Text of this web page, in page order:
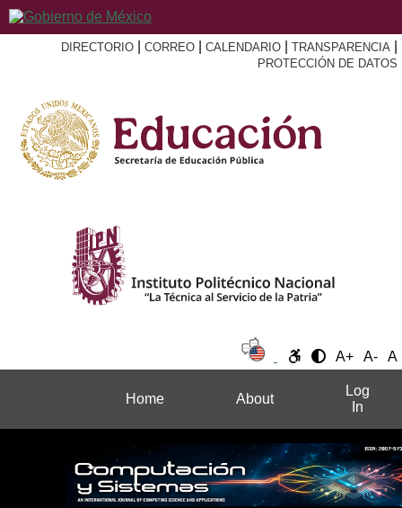
DIRECTORIO CORREO CALENDARIO TRANSPARENCIA
PROTECCIÓN DE DATOS
A+ A- A
Home About
Log
In